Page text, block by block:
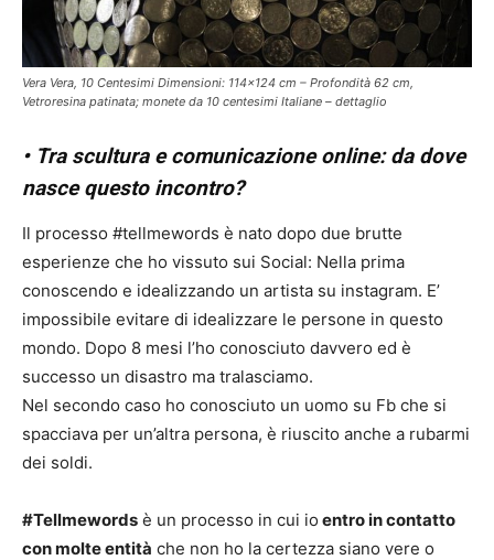
Vera Vera, 10 Centesimi Dimensioni: 114×124 cm – Profondità 62 cm,
Vetroresina patinata; monete da 10 centesimi Italiane – dettaglio
• Tra scultura e comunicazione online: da dove
nasce questo incontro?
Il processo #tellmewords è nato dopo due brutte
esperienze che ho vissuto sui Social: Nella prima
conoscendo e idealizzando un artista su instagram. E’
impossibile evitare di idealizzare le persone in questo
mondo. Dopo 8 mesi l’ho conosciuto davvero ed è
successo un disastro ma tralasciamo.
Nel secondo caso ho conosciuto un uomo su Fb che si
spacciava per un’altra persona, è riuscito anche a rubarmi
dei soldi.
#Tellmewords è un processo in cui io entro in contatto
con molte entità che non ho la certezza siano vere o